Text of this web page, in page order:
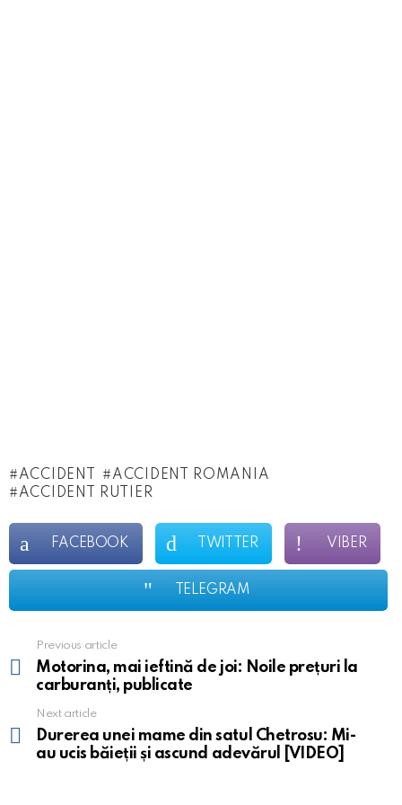
ACCIDENT
ACCIDENT ROMANIA
ACCIDENT RUTIER
FACEBOOK TWITTER VIBER
TELEGRAM
more
Previous article
Motorina, mai ieftină de joi: Noile prețuri la
carburanți, publicate
Next article
Durerea unei mame din satul Chetrosu: Mi-
au ucis băieții și ascund adevărul [VIDEO]